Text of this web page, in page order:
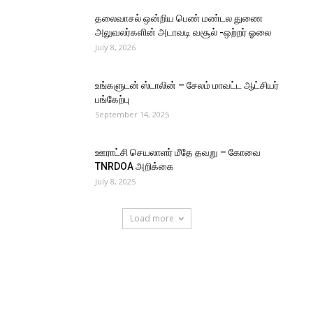
தலைவாசல் ஒன்றிய பெண் மண்டல துணை
அலுவலர்களின் அடாவடி வசூல் -ஒற்றர் ஓலை
July 8, 2026
உங்களுடன் ஸ்டாலின் – சேலம் மாவட்ட ஆட்சியர்
பங்கேற்பு
September 14, 2025
ஊராட்சி செயலாளர் மீதே தவறு – கோவை
TNRDOA அறிக்கை
July 8, 2025
Load more